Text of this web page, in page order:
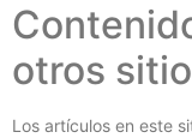
otros
Los artículos en este